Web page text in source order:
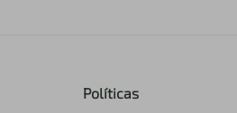
Políticas